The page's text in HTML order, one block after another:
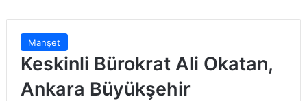
Manşet
Keskinli Bürokrat Ali Okatan,
Ankara Büyükşehir